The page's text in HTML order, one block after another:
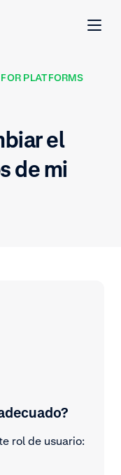
PLATFORMS
el
de mi
rol de usuario: